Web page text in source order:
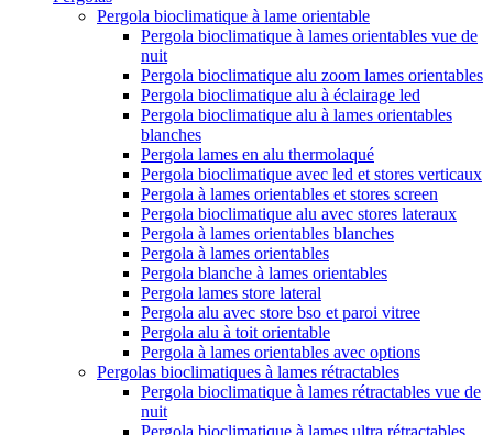
Pergola bioclimatique à lame orientable
Pergola bioclimatique à lames orientables vue de
nuit
Pergola bioclimatique alu zoom lames orientables
Pergola bioclimatique alu à éclairage led
Pergola bioclimatique alu à lames orientables
blanches
Pergola lames en alu thermolaqué
Pergola bioclimatique avec led et stores verticaux
Pergola à lames orientables et stores screen
Pergola bioclimatique alu avec stores lateraux
Pergola à lames orientables blanches
Pergola à lames orientables
Pergola blanche à lames orientables
Pergola lames store lateral
Pergola alu avec store bso et paroi vitree
Pergola alu à toit orientable
Pergola à lames orientables avec options
Pergolas bioclimatiques à lames rétractables
Pergola bioclimatique à lames rétractables vue de
nuit
Pergola bioclimatique à lames ultra rétractables